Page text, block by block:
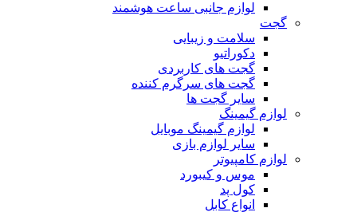
لوازم جانبی ساعت هوشمند
گجت
سلامت و زیبایی
دکوراتیو
گجت های کاربردی
گجت های سرگرم کننده
سایر گجت ها
لوازم گیمینگ
لوازم گیمینگ موبایل
سایر لوازم بازی
لوازم کامپیوتر
موس و کیبورد
کول پد
انواع کابل